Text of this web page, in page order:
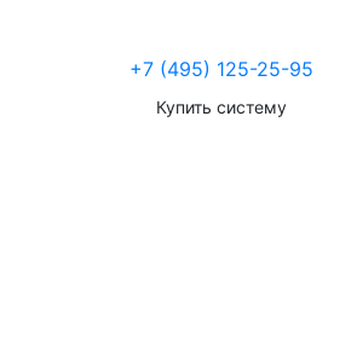
+7 (495) 125-25-95
Купить систему